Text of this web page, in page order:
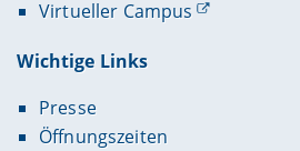
Virtueller Campus
Wichtige Links
Presse
Öffnungszeiten